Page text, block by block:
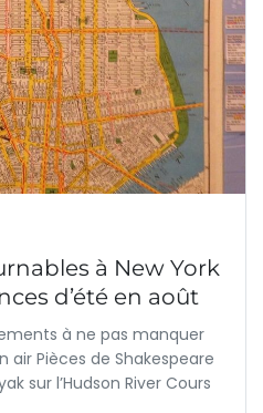
à New York
d’été en août
à ne pas manquer
Pièces de Shakespeare
sur l’Hudson River Cours